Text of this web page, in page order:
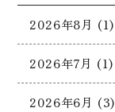
2026年8月 (1)
2026年7月 (1)
2026年6月 (3)